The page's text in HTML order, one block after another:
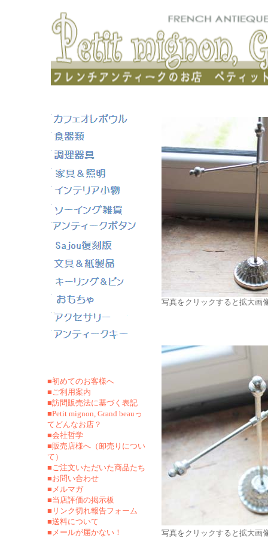
■初めてのお客様へ
■ご利用案内
■訪問販売法に基づく表記
■Petit mignon, Grand beauっ
てどんなお店？
■会社哲学
■販売店様へ（卸売りについ
て）
■ご注文いただいた商品たち
■お問い合わせ
■メルマガ
■当店評価の掲示板
■リンク切れ報告フォーム
■送料について
■メールが届かない！
写真をクリックすると拡大画
写真をクリックすると拡大画